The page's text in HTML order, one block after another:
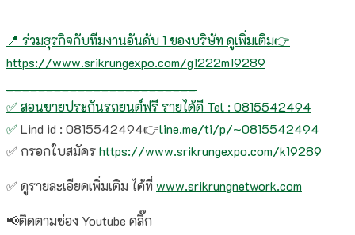
📍 ร่วมธุรกิจกับทีมงานอันดับ 1 ของบริษัท ดูเพิ่มเติม👉
https://www.srikrungexpo.com/g1222m19289
✅ สอนขายประกันรถยนต์ฟรี รายได้ดี Tel : 0815542494
✅ Lind id : 0815542494👉line.me/ti/p/~0815542494
✅ กรอกใบสมัครhttps://www.srikrungexpo.com/k19289
✅ ดูรายละเอียดเพิ่มเติม ได้ที่ www.srikrungnetwork.com
📢ติดตามช่อง Youtube คลิ๊ก